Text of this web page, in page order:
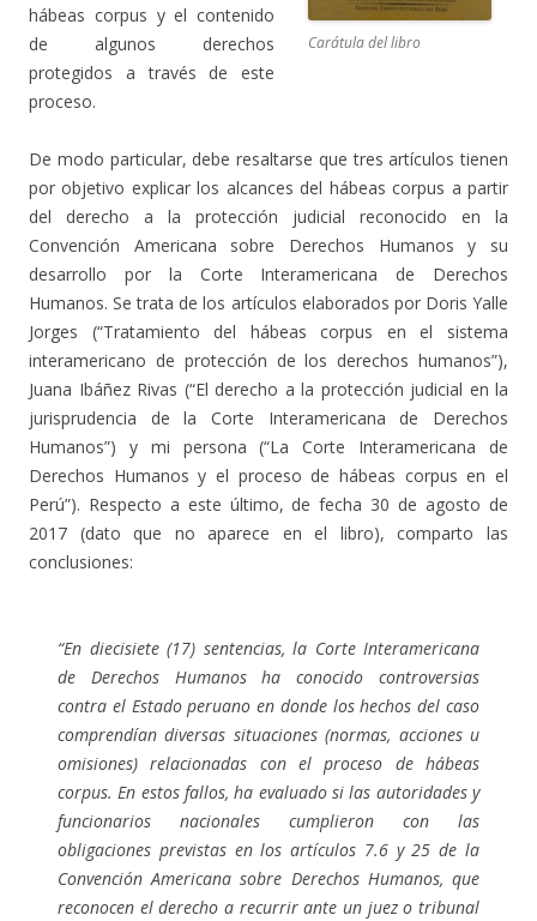
Carátula del libro
hábeas corpus y el contenido
de algunos derechos
protegidos a través de este
proceso.
De modo particular, debe resaltarse que tres artículos tienen
por objetivo explicar los alcances del hábeas corpus a partir
del derecho a la protección judicial reconocido en la
Convención Americana sobre Derechos Humanos y su
desarrollo por la Corte Interamericana de Derechos
Humanos. Se trata de los artículos elaborados por Doris Yalle
Jorges (“Tratamiento del hábeas corpus en el sistema
interamericano de protección de los derechos humanos”),
Juana Ibáñez Rivas (“El derecho a la protección judicial en la
jurisprudencia de la Corte Interamericana de Derechos
Humanos”) y mi persona (“La Corte Interamericana de
Derechos Humanos y el proceso de hábeas corpus en el
Perú”). Respecto a este último, de fecha 30 de agosto de
2017 (dato que no aparece en el libro), comparto las
conclusiones:
“En diecisiete (17) sentencias, la Corte Interamericana
de Derechos Humanos ha conocido controversias
contra el Estado peruano en donde los hechos del caso
comprendían diversas situaciones (normas, acciones u
omisiones) relacionadas con el proceso de hábeas
corpus. En estos fallos, ha evaluado si las autoridades y
funcionarios nacionales cumplieron con las
obligaciones previstas en los artículos 7.6 y 25 de la
Convención Americana sobre Derechos Humanos, que
reconocen el derecho a recurrir ante un juez o tribunal